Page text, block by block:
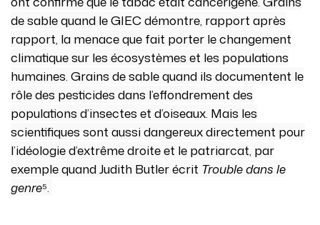
de sable quand le GIEC démontre, rapport après
rapport, la menace que fait porter le changement
climatique sur les écosystèmes et les populations
humaines. Grains de sable quand ils documentent le
rôle des pesticides dans l’effondrement des
populations d’insectes et d’oiseaux. Mais les
scientifiques sont aussi dangereux directement pour
l’idéologie d’extrême droite et le patriarcat, par
exemple quand Judith Butler écrit Trouble dans le
genre⁵.